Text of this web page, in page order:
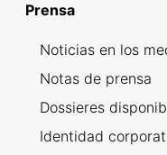
Prensa
Noticias en los
Notas de prensa
Dossieres
Identidad